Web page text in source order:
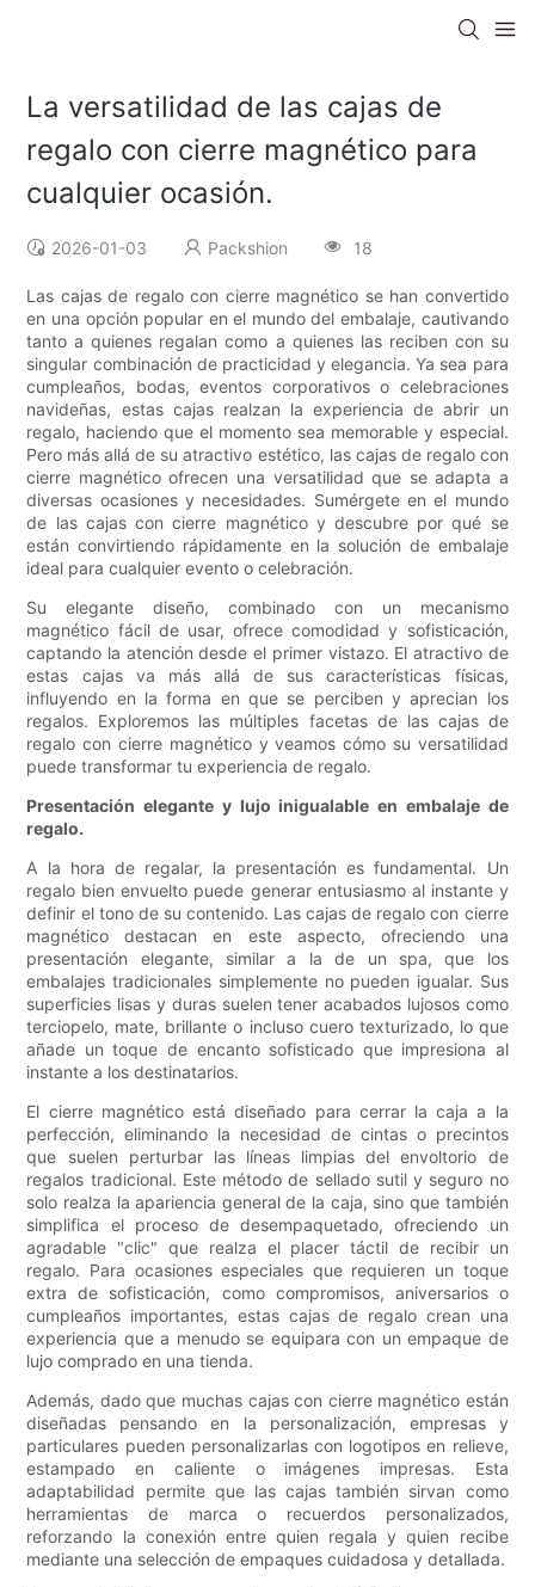
La versatilidad de las cajas de
regalo con cierre magnético para
cualquier ocasión.
2026-01-03 Packshion 18
Las cajas de regalo con cierre magnético se han convertido
en una opción popular en el mundo del embalaje, cautivando
tanto a quienes regalan como a quienes las reciben con su
singular combinación de practicidad y elegancia. Ya sea para
cumpleaños, bodas, eventos corporativos o celebraciones
navideñas, estas cajas realzan la experiencia de abrir un
regalo, haciendo que el momento sea memorable y especial.
Pero más allá de su atractivo estético, las cajas de regalo con
cierre magnético ofrecen una versatilidad que se adapta a
diversas ocasiones y necesidades. Sumérgete en el mundo
de las cajas con cierre magnético y descubre por qué se
están convirtiendo rápidamente en la solución de embalaje
ideal para cualquier evento o celebración.
Su elegante diseño, combinado con un mecanismo
magnético fácil de usar, ofrece comodidad y sofisticación,
captando la atención desde el primer vistazo. El atractivo de
estas cajas va más allá de sus características físicas,
influyendo en la forma en que se perciben y aprecian los
regalos. Exploremos las múltiples facetas de las cajas de
regalo con cierre magnético y veamos cómo su versatilidad
puede transformar tu experiencia de regalo.
Presentación elegante y lujo inigualable en embalaje de
regalo.
A la hora de regalar, la presentación es fundamental. Un
regalo bien envuelto puede generar entusiasmo al instante y
definir el tono de su contenido. Las cajas de regalo con cierre
magnético destacan en este aspecto, ofreciendo una
presentación elegante, similar a la de un spa, que los
embalajes tradicionales simplemente no pueden igualar. Sus
superficies lisas y duras suelen tener acabados lujosos como
terciopelo, mate, brillante o incluso cuero texturizado, lo que
añade un toque de encanto sofisticado que impresiona al
instante a los destinatarios.
El cierre magnético está diseñado para cerrar la caja a la
perfección, eliminando la necesidad de cintas o precintos
que suelen perturbar las líneas limpias del envoltorio de
regalos tradicional. Este método de sellado sutil y seguro no
solo realza la apariencia general de la caja, sino que también
simplifica el proceso de desempaquetado, ofreciendo un
agradable "clic" que realza el placer táctil de recibir un
regalo. Para ocasiones especiales que requieren un toque
extra de sofisticación, como compromisos, aniversarios o
cumpleaños importantes, estas cajas de regalo crean una
experiencia que a menudo se equipara con un empaque de
lujo comprado en una tienda.
Además, dado que muchas cajas con cierre magnético están
diseñadas pensando en la personalización, empresas y
particulares pueden personalizarlas con logotipos en relieve,
estampado en caliente o imágenes impresas. Esta
adaptabilidad permite que las cajas también sirvan como
herramientas de marca o recuerdos personalizados,
reforzando la conexión entre quien regala y quien recibe
mediante una selección de empaques cuidadosa y detallada.